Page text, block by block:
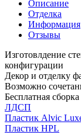
Описание
Отделка
Информация
Отзывы
Изготовлдение
конфигурации
Декор и отделку
Возможно
Бесплатная
ЛДСП
Пластик Alvic
Пластик HPL